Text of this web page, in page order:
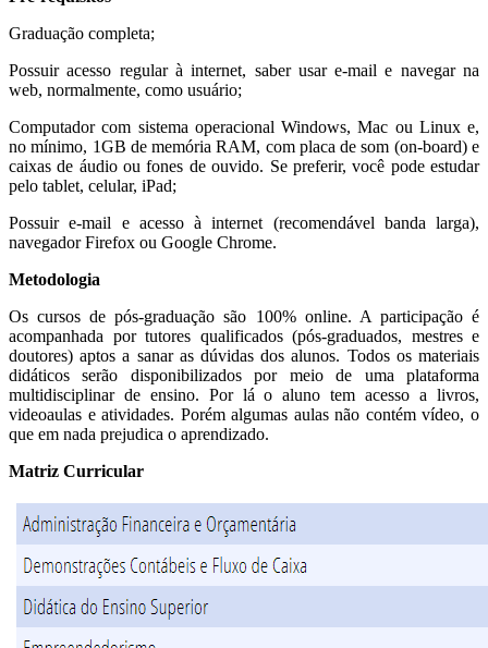
Graduação completa;
Possuir acesso regular à internet, saber usar e-mail e navegar na
web, normalmente, como usuário;
Computador com sistema operacional Windows, Mac ou Linux e,
no mínimo, 1GB de memória RAM, com placa de som (on-board) e
caixas de áudio ou fones de ouvido. Se preferir, você pode estudar
pelo tablet, celular, iPad;
Possuir e-mail e acesso à internet (recomendável banda larga),
navegador Firefox ou Google Chrome.
Metodologia
Os cursos de pós-graduação são 100% online. A participação é
acompanhada por tutores qualificados (pós-graduados, mestres e
doutores) aptos a sanar as dúvidas dos alunos. Todos os materiais
didáticos serão disponibilizados por meio de uma plataforma
multidisciplinar de ensino. Por lá o aluno tem acesso a livros,
videoaulas e atividades. Porém algumas aulas não contém vídeo, o
que em nada prejudica o aprendizado.
Matriz Curricular